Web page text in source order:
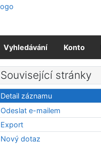
Přejít na obsah
Vyhledávání Konto
Související stránky
Detail záznamu
Odeslat e-mailem
Export
Nový dotaz